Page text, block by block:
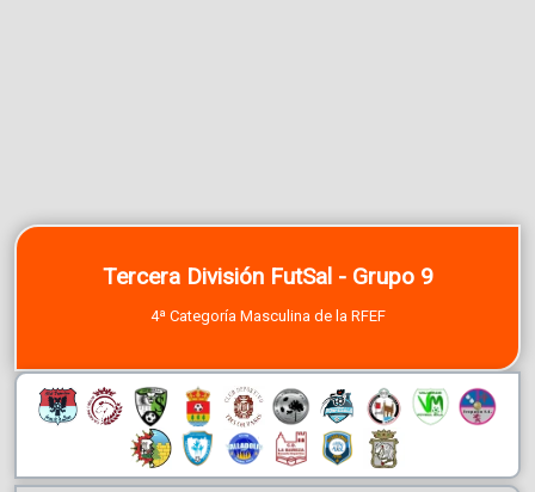
Tercera División FutSal - Grupo 9
4ª Categoría Masculina de la RFEF